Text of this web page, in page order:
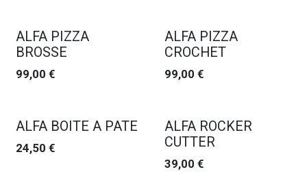
ALFA PIZZA
BROSSE
99,00 €
ALFA PIZZA
CROCHET
99,00 €
ALFA BOITE A PATE
24,50 €
ALFA ROCKER
CUTTER
39,00 €